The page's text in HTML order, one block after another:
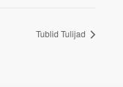
Tublid Tulijad